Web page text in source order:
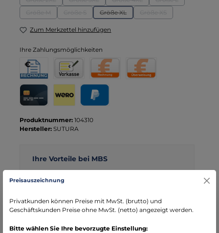
(Diese Option ist zurzeit nicht verfügbar.)
(Diese Option ist zurzeit nicht verfügbar.)
(Diese Option ist zurzeit nicht
(Diese Option ist
(Diese Option ist zurzeit nicht verfügbar.)
(Diese Option ist zurzeit nicht verfügbar.)
Größe XL
(Diese Option ist zurzeit nicht
(Diese Option ist
Zum Merkzettel hinzufügen
Ihre Zahlungsmöglichkeiten
Rechnung
Rechnung für Behörden
Vorkasse
Produktnummer: 104310
Hersteller: SUTURA
Ihre Vorteile bei MBS
DE)
seit über 15 Jahren kompetenter Partner im
Bereich Notfallmedizin
Preisauszeichnung
Privatkunden können Preise mit MwSt. (brutto) und
Geschäftskunden Preise ohne MwSt. (netto) angezeigt werden.
Bitte wählen Sie Ihre bevorzugte Einstellung: